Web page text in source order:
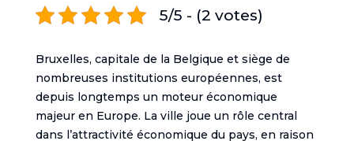
5/5 - (2 votes)
Bruxelles, capitale de la Belgique et siège de
nombreuses institutions européennes, est
depuis longtemps un moteur économique
majeur en Europe. La ville joue un rôle central
dans l’attractivité économique du pays, en raison